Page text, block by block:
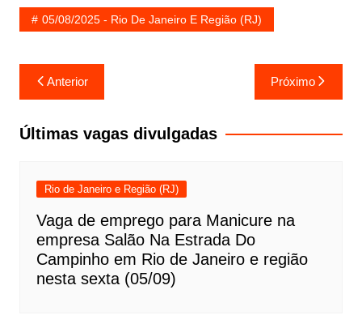
05/08/2025 - Rio De Janeiro E Região (RJ)
Navegação
de
Post
Anterior Próximo
Últimas vagas divulgadas
Rio de Janeiro e Região (RJ)
Vaga de emprego para Manicure na
empresa Salão Na Estrada Do
Campinho em Rio de Janeiro e região
nesta sexta (05/09)